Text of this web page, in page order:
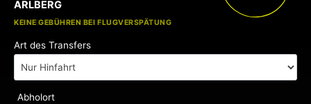
KOSTENLOSE KINDERSITZE
KEINE GEBÜHREN BEI FLUGVERSPÄTUNG
ARLBERG
Art des Transfers
Abholort